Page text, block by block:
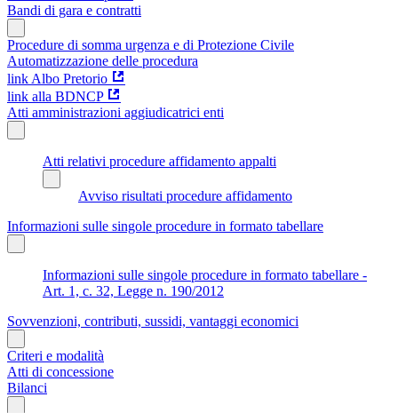
Bandi di gara e contratti
Procedure di somma urgenza e di Protezione Civile
Automatizzazione delle procedura
link Albo Pretorio
link alla BDNCP
Atti amministrazioni aggiudicatrici enti
Atti relativi procedure affidamento appalti
Avviso risultati procedure affidamento
Informazioni sulle singole procedure in formato tabellare
Informazioni sulle singole procedure in formato tabellare -
Art. 1, c. 32, Legge n. 190/2012
Sovvenzioni, contributi, sussidi, vantaggi economici
Criteri e modalità
Atti di concessione
Bilanci